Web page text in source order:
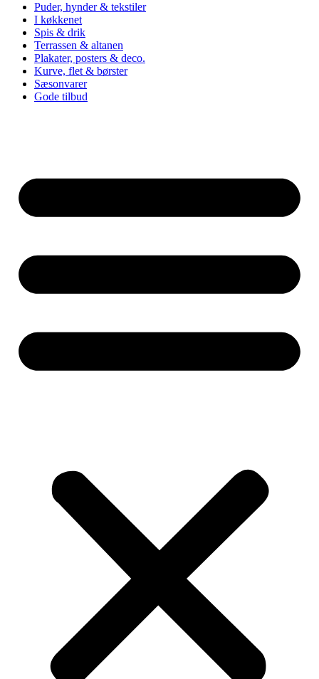
Puder, hynder & tekstiler
I køkkenet
Spis & drik
Terrassen & altanen
Plakater, posters & deco.
Kurve, flet & børster
Sæsonvarer
Gode tilbud